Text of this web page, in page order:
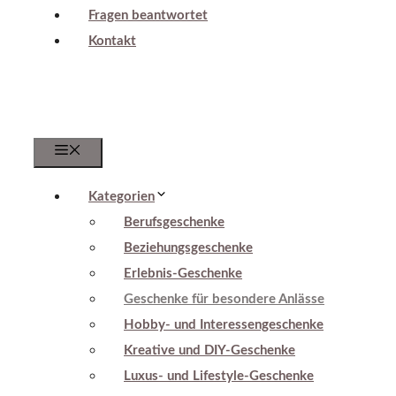
Fragen beantwortet
Kontakt
Kategorien
Berufsgeschenke
Beziehungsgeschenke
Erlebnis-Geschenke
Geschenke für besondere Anlässe
Hobby- und Interessengeschenke
Kreative und DIY-Geschenke
Luxus- und Lifestyle-Geschenke